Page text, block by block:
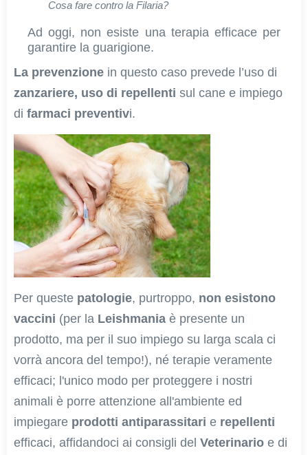
Cosa fare contro la Filaria?
Ad oggi, non esiste una terapia efficace per
garantire la guarigione.
La prevenzione in questo caso prevede l’uso di
zanzariere, uso di repellenti sul cane e impiego
di farmaci preventivi.
Per queste patologie, purtroppo, non esistono
vaccini (per la Leishmania è presente un
prodotto, ma per il suo impiego su larga scala ci
vorrà ancora del tempo!), né terapie veramente
efficaci; l'unico modo per proteggere i nostri
animali è porre attenzione all'ambiente ed
impiegare prodotti antiparassitari e repellenti
efficaci, affidandoci ai consigli del Veterinario e di